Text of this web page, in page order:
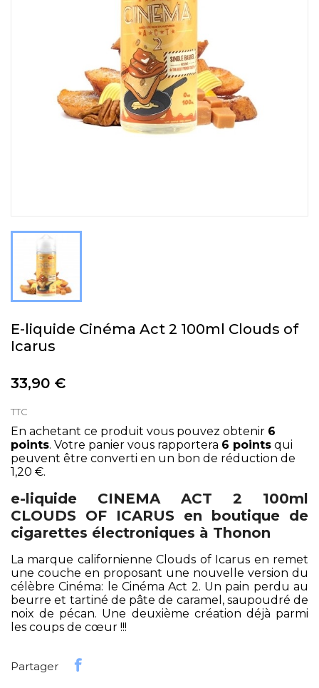
E-liquide Cinéma Act 2 100ml Clouds of
Icarus
33,90 €
TTC
En achetant ce produit vous pouvez obtenir 6
points. Votre panier vous rapportera 6 points qui
peuvent être converti en un bon de réduction de
1,20 €.
e-liquide CINEMA ACT 2 100ml
CLOUDS OF ICARUS en boutique de
cigarettes électroniques à Thonon
La marque californienne Clouds of Icarus en remet
une couche en proposant une nouvelle version du
célèbre Cinéma: le Cinéma Act 2. Un pain perdu au
beurre et tartiné de pâte de caramel, saupoudré de
noix de pécan. Une deuxième création déjà parmi
les coups de cœur !!!
Partager